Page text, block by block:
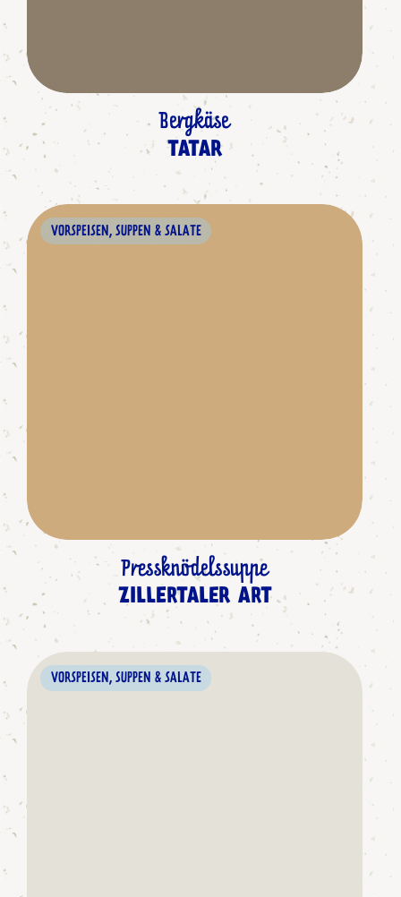
Bergkäse
TATAR
VORSPEISEN, SUPPEN & SALATE
Pressknödelssuppe
ZILLERTALER ART
VORSPEISEN, SUPPEN & SALATE